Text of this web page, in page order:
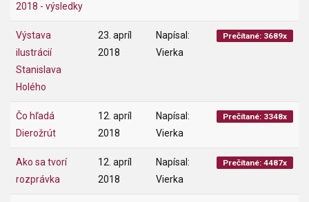
2018 - výsledky
Výstava
ilustrácií
Stanislava
Holého
23. apríl
2018
Napísal:
Vierka
Prečítané: 3689x
Čo hľadá
Dierožrút
12. apríl
2018
Napísal:
Vierka
Prečítané: 3348x
Ako sa tvorí
rozprávka
12. apríl
2018
Napísal:
Vierka
Prečítané: 4487x